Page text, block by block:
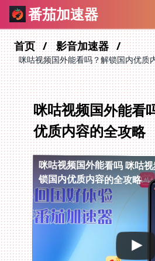
番茄加速器
首页 影音加速器
咪咕视频国外能看吗？解锁国内优质
咪咕视频国外能看
优质内容的全攻略
咪咕视频国外能看吗 咪咕
锁国内优质内容的全攻略